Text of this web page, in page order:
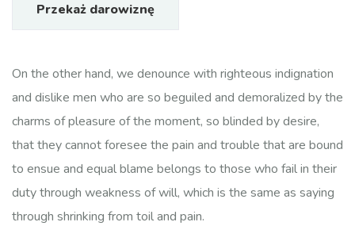
Przekaż darowiznę
On the other hand, we denounce with righteous indignation
and dislike men who are so beguiled and demoralized by the
charms of pleasure of the moment, so blinded by desire,
that they cannot foresee the pain and trouble that are bound
to ensue and equal blame belongs to those who fail in their
duty through weakness of will, which is the same as saying
through shrinking from toil and pain.